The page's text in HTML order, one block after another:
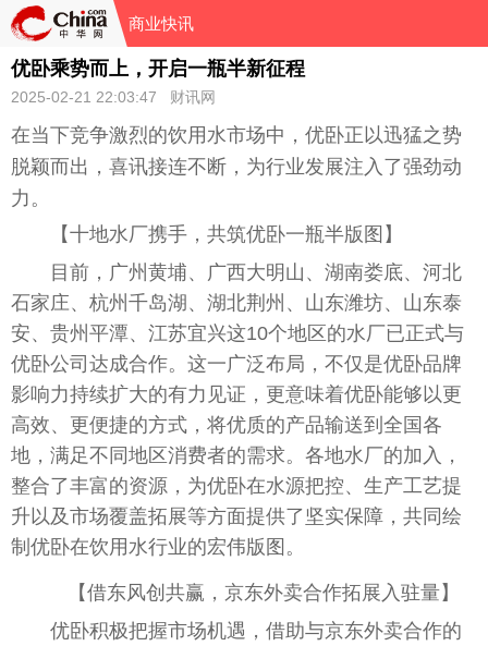
商业快讯
优卧乘势而上，开启一瓶半新征程
2025-02-21 22:03:47 财讯网
在当下竞争激烈的饮用水市场中，优卧正以迅猛之势
脱颖而出，喜讯接连不断，为行业发展注入了强劲动
力。
【十地水厂携手，共筑优卧一瓶半版图】
目前，广州黄埔、广西大明山、湖南娄底、河北
石家庄、杭州千岛湖、湖北荆州、山东潍坊、山东泰
安、贵州平潭、江苏宜兴这10个地区的水厂已正式与
优卧公司达成合作。这一广泛布局，不仅是优卧品牌
影响力持续扩大的有力见证，更意味着优卧能够以更
高效、更便捷的方式，将优质的产品输送到全国各
地，满足不同地区消费者的需求。各地水厂的加入，
整合了丰富的资源，为优卧在水源把控、生产工艺提
升以及市场覆盖拓展等方面提供了坚实保障，共同绘
制优卧在饮用水行业的宏伟版图。
【借东风创共赢，京东外卖合作拓展入驻量】
优卧积极把握市场机遇，借助与京东外卖合作的